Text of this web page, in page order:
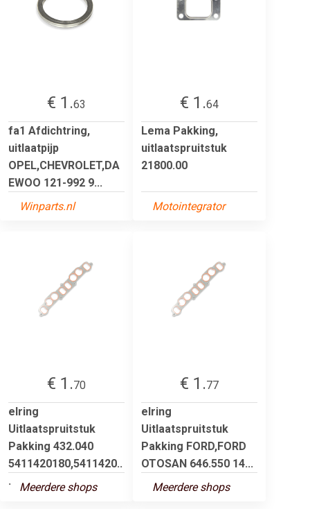
€ 1.63
fa1 Afdichtring,
uitlaatpijp
OPEL,CHEVROLET,DA
EWOO 121-992 9...
Winparts.nl
€ 1.64
Lema Pakking,
uitlaatspruitstuk
21800.00
Motointegrator
€ 1.70
elring
Uitlaatspruitstuk
Pakking 432.040
5411420180,5411420..
.
Meerdere shops
€ 1.77
elring
Uitlaatspruitstuk
Pakking FORD,FORD
OTOSAN 646.550 14...
Meerdere shops